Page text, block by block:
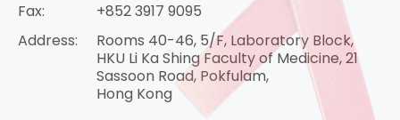
Fax:
+852 3917 9095
Address:
Rooms 40-46, 5/F, Laboratory Block,
HKU Li Ka Shing Faculty of Medicine, 21
Sassoon Road, Pokfulam,
Hong Kong